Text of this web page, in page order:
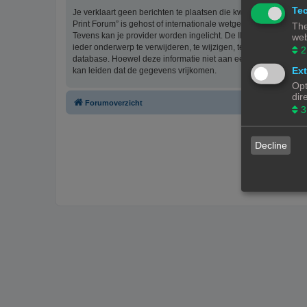
Je verklaart geen berichten te plaatsen die kwetsend,
Print Forum” is gehost of internationale wetgeving kunnen
Tevens kan je provider worden ingelicht. De IP-adressen van
ieder onderwerp te verwijderen, te wijzigen, te sluiten of te
database. Hoewel deze informatie niet aan een derde partij
kan leiden dat de gegevens vrijkomen.
Forumoverzicht
2
3
Decline